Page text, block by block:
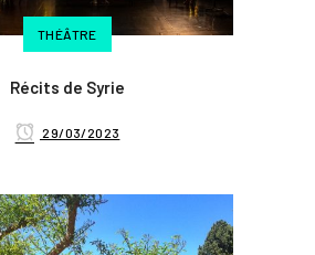
THÉÂTRE
Récits de Syrie
29/03/2023